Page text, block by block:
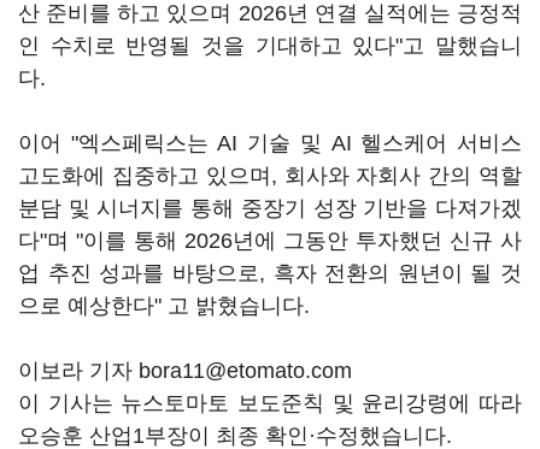
산 준비를 하고 있으며 2026년 연결 실적에는 긍정적
인 수치로 반영될 것을 기대하고 있다"고 말했습니
다.
이어 "엑스페릭스는 AI 기술 및 AI 헬스케어 서비스
고도화에 집중하고 있으며, 회사와 자회사 간의 역할
분담 및 시너지를 통해 중장기 성장 기반을 다져가겠
다"며 "이를 통해 2026년에 그동안 투자했던 신규 사
업 추진 성과를 바탕으로, 흑자 전환의 원년이 될 것
으로 예상한다" 고 밝혔습니다.
이보라 기자 bora11@etomato.com
이 기사는 뉴스토마토 보도준칙 및 윤리강령에 따라
오승훈 산업1부장이 최종 확인·수정했습니다.